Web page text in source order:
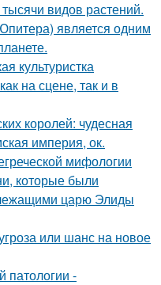
тысячи видов растений.
является одним
культуристка
на сцене, так и в
королей: чудесная
империя, ок.
мифологии
которые были
царю Элиды
или шанс на новое
патологии -